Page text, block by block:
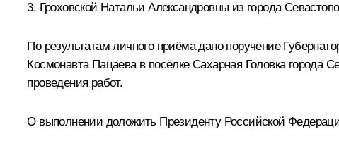
3. Гроховской Натальи Александровны из города
По результатам личного приёма дано поручение
Космонавта Пацаева в посёлке Сахарная Головка города
проведения работ.
О выполнении доложить Президенту Российской